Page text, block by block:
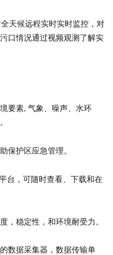
天候远程实时实时监控，对
口情况通过视频观测了解实
要素, 气象、噪声、水环
保护区应急管理。
台，可随时查看、下载和在
，稳定性，和环境耐受力。
数据采集器，数据传输单